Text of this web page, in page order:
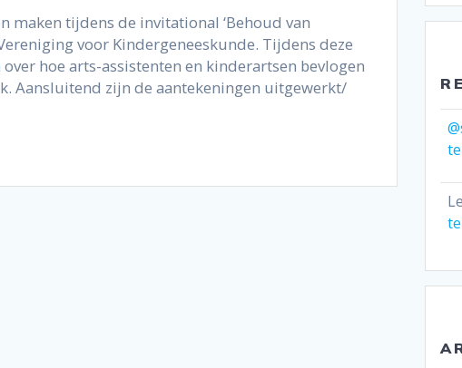
tijdens de invitational ‘Behoud van
voor Kindergeneeskunde. Tijdens deze
hoe arts-assistenten en kinderartsen bevlogen
Aansluitend zijn de aantekeningen uitgewerkt/